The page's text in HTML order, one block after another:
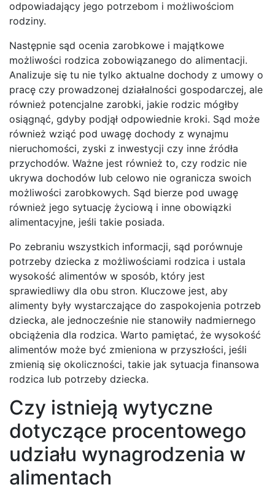
odpowiadający jego potrzebom i możliwościom
rodziny.
Następnie sąd ocenia zarobkowe i majątkowe
możliwości rodzica zobowiązanego do alimentacji.
Analizuje się tu nie tylko aktualne dochody z umowy o
pracę czy prowadzonej działalności gospodarczej, ale
również potencjalne zarobki, jakie rodzic mógłby
osiągnąć, gdyby podjął odpowiednie kroki. Sąd może
również wziąć pod uwagę dochody z wynajmu
nieruchomości, zyski z inwestycji czy inne źródła
przychodów. Ważne jest również to, czy rodzic nie
ukrywa dochodów lub celowo nie ogranicza swoich
możliwości zarobkowych. Sąd bierze pod uwagę
również jego sytuację życiową i inne obowiązki
alimentacyjne, jeśli takie posiada.
Po zebraniu wszystkich informacji, sąd porównuje
potrzeby dziecka z możliwościami rodzica i ustala
wysokość alimentów w sposób, który jest
sprawiedliwy dla obu stron. Kluczowe jest, aby
alimenty były wystarczające do zaspokojenia potrzeb
dziecka, ale jednocześnie nie stanowiły nadmiernego
obciążenia dla rodzica. Warto pamiętać, że wysokość
alimentów może być zmieniona w przyszłości, jeśli
zmienią się okoliczności, takie jak sytuacja finansowa
rodzica lub potrzeby dziecka.
Czy istnieją wytyczne
dotyczące procentowego
udziału wynagrodzenia w
alimentach